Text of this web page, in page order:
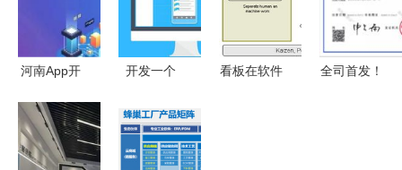
发新征程
慧化网站与
软件服务
河南App开
程序开发
商丘应用软
开发一个
少钱？有哪
些软件开发
看板在软件
全司首发！